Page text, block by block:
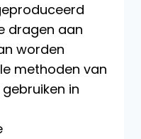
dragen aan
worden
methoden van
in